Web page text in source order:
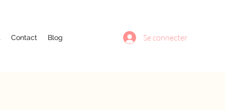
Se connecter
Contact Blog